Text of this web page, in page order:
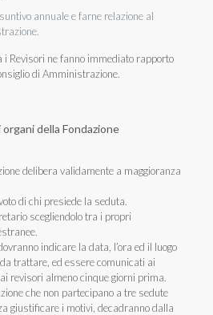
annuale e farne relazione al
Revisori ne fanno immediato rapporto
di Amministrazione.
della Fondazione
delibera validamente a maggioranza
di chi presiede la seduta.
scegliendolo tra i propri
indicare la data, l’ora ed il luogo
trattare, ed essere comunicati ai
revisori almeno cinque giorni prima.
che non partecipano a tre sedute
giustificare i motivi, decadranno dalla